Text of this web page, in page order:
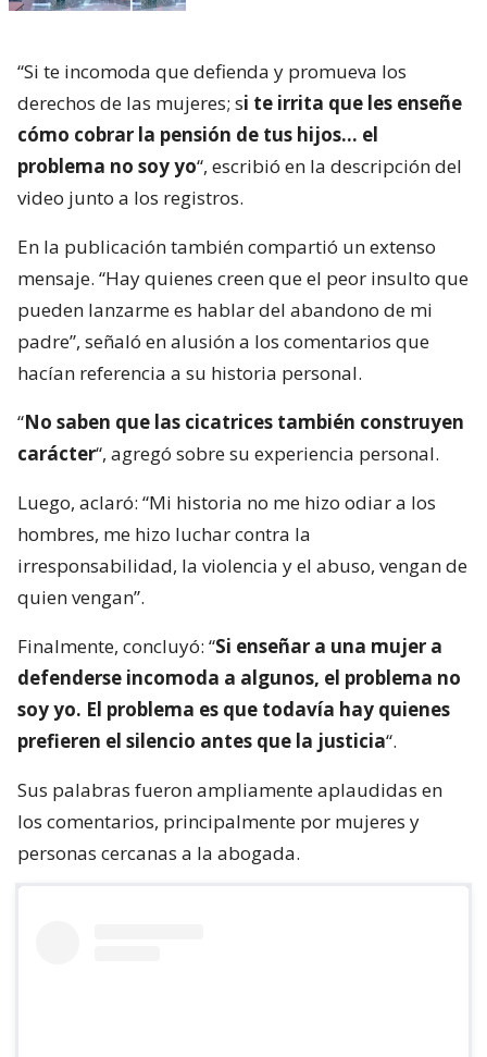
“Si te incomoda que defienda y promueva los
derechos de las mujeres; si te irrita que les enseñe
cómo cobrar la pensión de tus hijos… el
problema no soy yo“, escribió en la descripción del
video junto a los registros.
En la publicación también compartió un extenso
mensaje. “Hay quienes creen que el peor insulto que
pueden lanzarme es hablar del abandono de mi
padre”, señaló en alusión a los comentarios que
hacían referencia a su historia personal.
“No saben que las cicatrices también construyen
carácter“, agregó sobre su experiencia personal.
Luego, aclaró: “Mi historia no me hizo odiar a los
hombres, me hizo luchar contra la
irresponsabilidad, la violencia y el abuso, vengan de
quien vengan”.
Finalmente, concluyó: “Si enseñar a una mujer a
defenderse incomoda a algunos, el problema no
soy yo. El problema es que todavía hay quienes
prefieren el silencio antes que la justicia“.
Sus palabras fueron ampliamente aplaudidas en
los comentarios, principalmente por mujeres y
personas cercanas a la abogada.